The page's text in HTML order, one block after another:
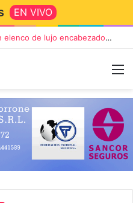
EN VIVO
Rata Blanca regresa a Tandil con un show demoledor en el Estadio Unión y Progreso